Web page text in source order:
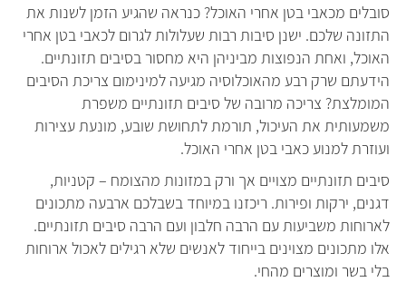
סובלים מכאבי בטן אחרי האוכל? כנראה שהגיע הזמן לשנות את
התזונה שלכם. ישנן סיבות רבות שעלולות לגרום לכאבי בטן אחרי
האוכל, ואחת הנפוצות מביניהן היא מחסור בסיבים תזונתיים.
הידעתם שרק רבע מהאוכלוסיה מגיעה למינימום צריכת הסיבים
המומלצת? צריכה מרובה של סיבים תזונתיים משפרת
משמעותית את העיכול, תורמת לתחושת שובע, מונעת עצירות
ועוזרת למנוע כאבי בטן אחרי האוכל.
סיבים תזונתיים מצויים אך ורק במזונות מהצומח – קטניות,
דגנים, ירקות ופירות. ריכזנו במיוחד בשבלכם ארבעה מתכונים
לארוחות משביעות עם הרבה חלבון ועם הרבה סיבים תזונתיים.
אלו מתכונים מצוינים בייחוד לאנשים שלא רגילים לאכול ארוחות
בלי בשר ומוצרים מהחי.